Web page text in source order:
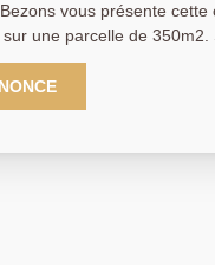
vous présente cette
une parcelle de 350m2.
et loin des
à l'intérieur grâce au
avec son jardin